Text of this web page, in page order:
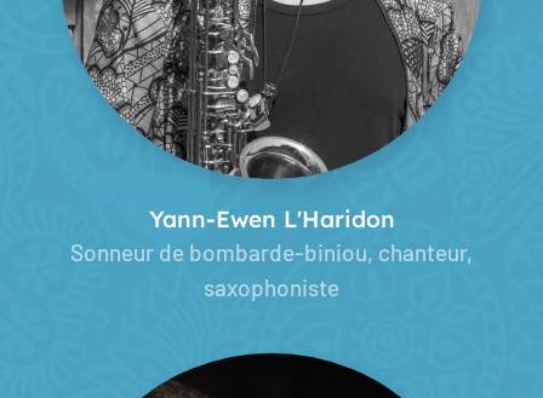
Yann-Ewen L'Haridon
Sonneur de bombarde-biniou, chanteur,
saxophoniste